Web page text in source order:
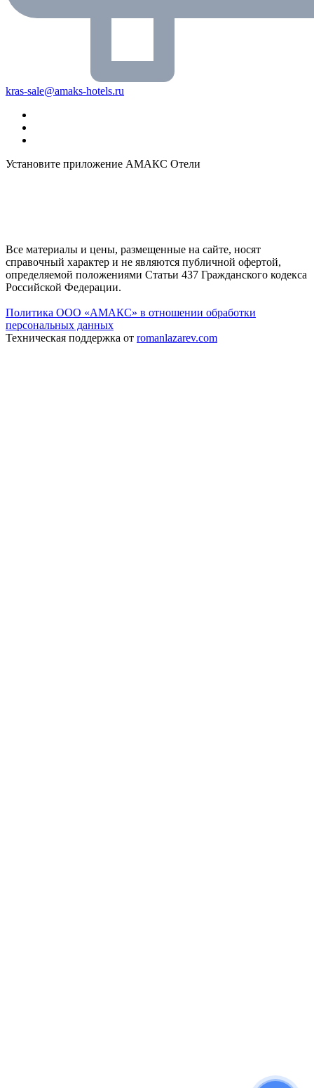
kras-sale@amaks-hotels.ru
Установите приложение АМАКС Отели
Все материалы и цены, размещенные на сайте, носят
справочный характер и не являются публичной офертой,
определяемой положениями Статьи 437 Гражданского кодекса
Российской Федерации.
Политика ООО «АМАКС» в отношении обработки
персональных данных
Техническая поддержка от romanlazarev.com